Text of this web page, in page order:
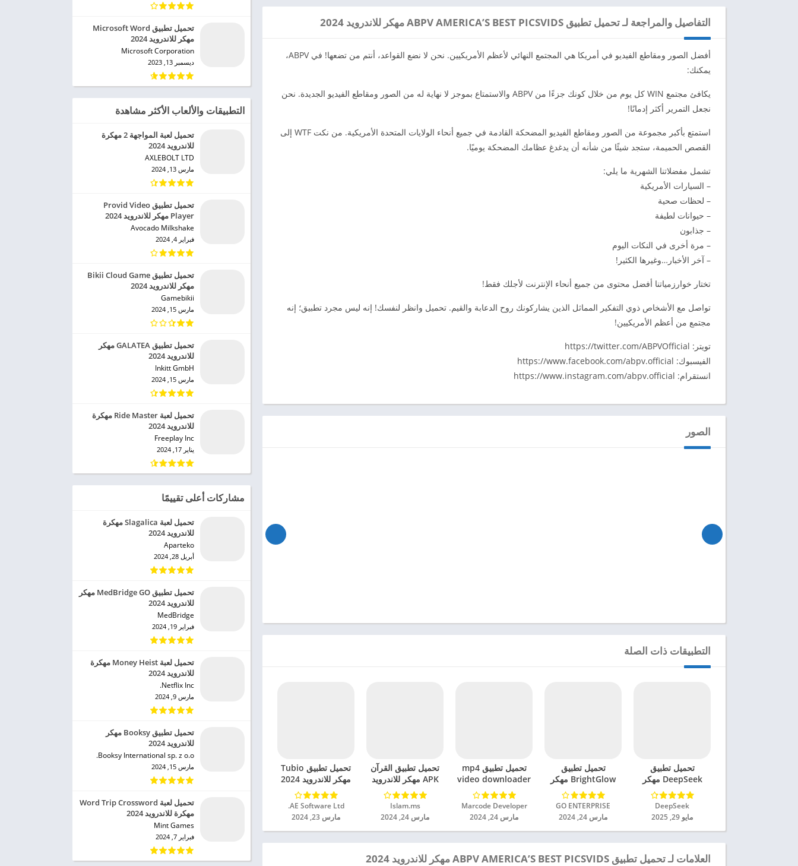
التفاصيل والمراجعة لـ تحميل تطبيق ABPV AMERICA’S BEST PICSVIDS مهكر للاندرويد 2024
أفضل الصور ومقاطع الفيديو في أمريكا هي المجتمع النهائي لأعظم الأمريكيين. نحن لا نضع القواعد، أنتم من تضعها! في ABPV،
يمكنك:
يكافئ مجتمع WIN كل يوم من خلال كونك جزءًا من ABPV والاستمتاع بموجز لا نهاية له من الصور ومقاطع الفيديو الجديدة. نحن
نجعل التمرير أكثر إدمانًا!
استمتع بأكبر مجموعة من الصور ومقاطع الفيديو المضحكة القادمة في جميع أنحاء الولايات المتحدة الأمريكية. من نكت WTF إلى
القصص الحميمة، ستجد شيئًا من شأنه أن يدغدغ عظامك المضحكة يوميًا.
تشمل مفضلاتنا الشهرية ما يلي:
– السيارات الأمريكية
– لحظات صحية
– حيوانات لطيفة
– جذابون
– مرة أخرى في النكات اليوم
– آخر الأخبار…وغيرها الكثير!
تختار خوارزمياتنا أفضل محتوى من جميع أنحاء الإنترنت لأجلك فقط!
تواصل مع الأشخاص ذوي التفكير المماثل الذين يشاركونك روح الدعابة والقيم. تحميل وانظر لنفسك! إنه ليس مجرد تطبيق؛ إنه
مجتمع من أعظم الأمريكيين!
تويتر: https://twitter.com/ABPVOfficial
الفيسبوك: https://www.facebook.com/abpv.official
انستقرام: https://www.instagram.com/abpv.official
الصور
التطبيقات ذات الصلة
تحميل تطبيق
DeepSeek مهكر
للاندرويد 2025
DeepSeek‏
مايو 29, 2025
تحميل تطبيق
BrightGlow مهكر
للاندرويد 2024
GO ENTERPRISE‏
مارس 24, 2024
تحميل تطبيق mp4
video downloader
مهكر للاندرويد 2024
Marcode Developer‏
مارس 24, 2024
تحميل تطبيق القرآن
APK مهكر للاندرويد
2024
Islam.ms‏
مارس 24, 2024
تحميل تطبيق Tubio
مهكر للاندرويد 2024
AE Software Ltd.‏
مارس 23, 2024
العلامات لـ تحميل تطبيق ABPV AMERICA’S BEST PICSVIDS مهكر للاندرويد 2024
تحميل تطبيق Microsoft Word
مهكر للاندرويد 2024
Microsoft Corporation‏
ديسمبر 13, 2023
التطبيقات والألعاب الأكثر مشاهدة
تحميل لعبة المواجهة 2 مهكرة
للاندرويد 2024
AXLEBOLT LTD‏
مارس 13, 2024
تحميل تطبيق Provid Video
Player مهكر للاندرويد 2024
Avocado Milkshake‏
فبراير 4, 2024
تحميل تطبيق Bikii Cloud Game
مهكر للاندرويد 2024
Gamebikii‏
مارس 15, 2024
تحميل تطبيق GALATEA مهكر
للاندرويد 2024
Inkitt GmbH‏
مارس 15, 2024
تحميل لعبة Ride Master مهكرة
للاندرويد 2024
Freeplay Inc‏
يناير 17, 2024
مشاركات أعلى تقييمًا
تحميل لعبة Slagalica مهكرة
للاندرويد 2024
Aparteko‏
أبريل 28, 2024
تحميل تطبيق MedBridge GO مهكر
للاندرويد 2024
MedBridge‏
فبراير 19, 2024
تحميل لعبة Money Heist مهكرة
للاندرويد 2024
Netflix Inc.‏
مارس 9, 2024
تحميل تطبيق Booksy مهكر
للاندرويد 2024
Booksy International sp. z o.o.‏
مارس 15, 2024
تحميل لعبة Word Trip Crossword
مهكرة للاندرويد 2024
Mint Games‏
فبراير 7, 2024